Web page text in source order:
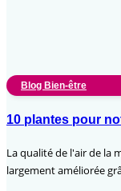
Blog Bien-être
10 plantes pour
La qualité de l'air de la
largement améliorée